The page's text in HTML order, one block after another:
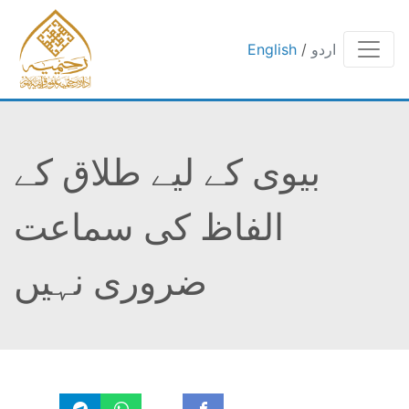
English / اردو
بیوی کے لیے طلاق کے
الفاظ کی سماعت
ضروری نہیں